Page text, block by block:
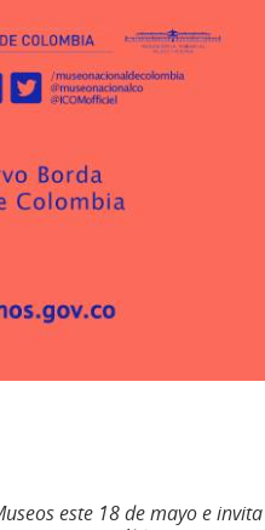
este 18 de mayo e